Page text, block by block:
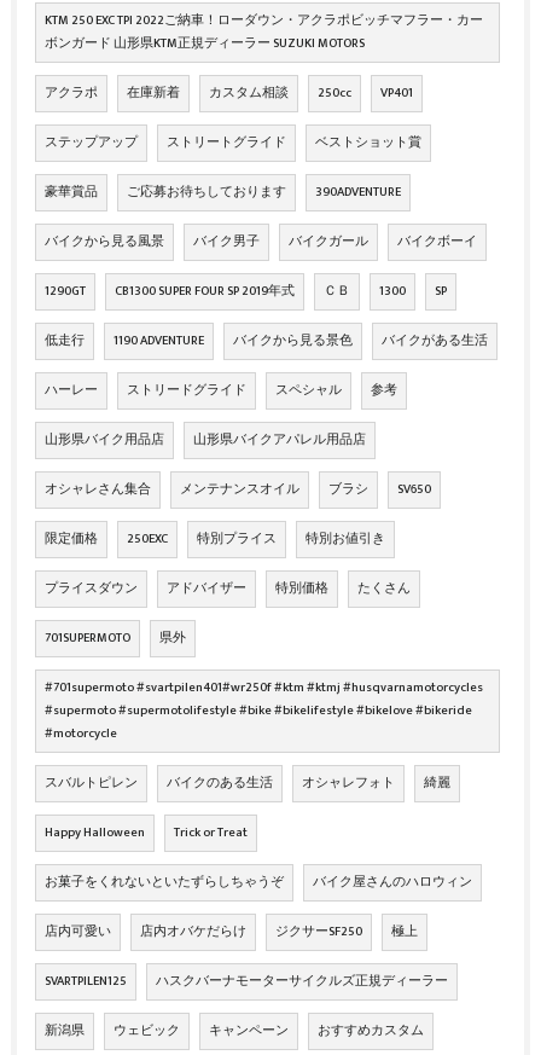
KTM 250 EXC TPI 2022ご納車！ローダウン・アクラポビッチマフラー・カー
ボンガード 山形県KTM正規ディーラー SUZUKI MOTORS
アクラポ 在庫新着 カスタム相談 250cc VP401
ステップアップ ストリートグライド ベストショット賞
豪華賞品 ご応募お待ちしております 390ADVENTURE
バイクから見る風景 バイク男子 バイクガール バイクボーイ
1290GT CB1300 SUPER FOUR SP 2019年式 ＣＢ 1300 SP
低走行 1190 ADVENTURE バイクから見る景色 バイクがある生活
ハーレー ストリードグライド スペシャル 参考
山形県バイク用品店 山形県バイクアパレル用品店
オシャレさん集合 メンテナンスオイル ブラシ SV650
限定価格 250EXC 特別プライス 特別お値引き
プライスダウン アドバイザー 特別価格 たくさん
701SUPERMOTO 県外
#701supermoto #svartpilen401#wr250f #ktm #ktmj #husqvarnamotorcycles
#supermoto #supermotolifestyle #bike #bikelifestyle #bikelove #bikeride
#motorcycle
スバルトピレン バイクのある生活 オシャレフォト 綺麗
Happy Halloween Trick or Treat
お菓子をくれないといたずらしちゃうぞ バイク屋さんのハロウィン
店内可愛い 店内オバケだらけ ジクサーSF250 極上
SVARTPILEN125 ハスクバーナモーターサイクルズ正規ディーラー
新潟県 ウェビック キャンペーン おすすめカスタム